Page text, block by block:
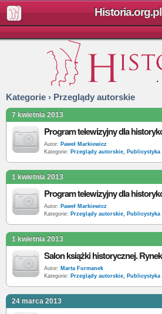
Historia.org.pl
Kategorie › Przeglądy autorskie
7 kwietnia 2013
Autor: Paweł Markiewicz
Kategorie: Przeglądy autorskie, Publicystyka
1 kwietnia 2013
Autor: Paweł Markiewicz
Kategorie: Przeglądy autorskie, Publicystyka
1 kwietnia 2013
Autor: Marta Furmanek
Kategorie: Przeglądy autorskie, Publicystyka
24 marca 2013